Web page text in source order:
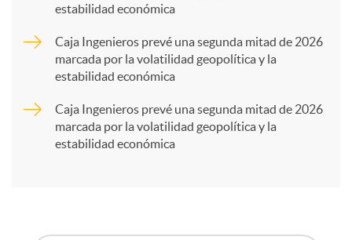
estabilidad económica
Caja Ingenieros prevé una segunda mitad de 2026
marcada por la volatilidad geopolítica y la
estabilidad económica
Caja Ingenieros prevé una segunda mitad de 2026
marcada por la volatilidad geopolítica y la
estabilidad económica